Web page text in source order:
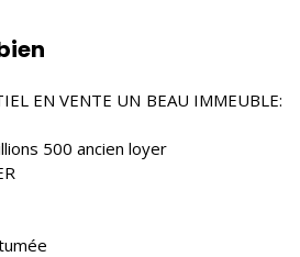
EN VENTE UN BEAU IMMEUBLE:
500 ancien loyer